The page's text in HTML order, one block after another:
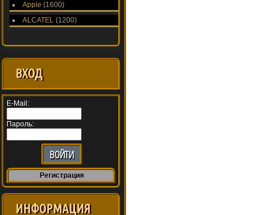
Apple (1600)
ALCATEL (1200)
ВХОД
E-Mail:
Пароль:
Регистрация
ИНФОРМАЦИЯ